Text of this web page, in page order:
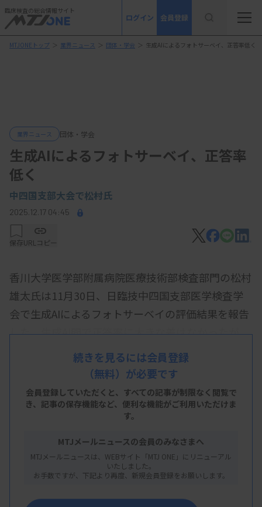
臨床検査の総合情報サイト
ログイン 会員登録
MTJONEトップ ＞ 業界ニュース ＞ 団体・学会 ＞ 生成AIによるフォトサーベイ、正答率低く
業界ニュース 団体・学会
生成AIによるフォトサーベイ、正答率
低く
中四国支部大会で松村氏
2025.12.17 04:45
保存URLコピー
香川大学医学部附属病院医療技術部検査部門の松村
雄太氏は11月30日、日臨技中四国支部医学検査学
会で生成AIによるフォトサーベイの評価結果を報告
した。生成AI間で正答率に大きな差はなかったが、
血液、一般分野で50％以下となるなど、全体的に正
答率は高くなかった。
対象は、日本臨床衛生検査技師会臨床検査精度管理
調査（2023年度、2024年度）のフォトサーベイ4分
は、ChatGPT4o（以下ChatGPT）とMicrosoft 365
Copilot（以下Copilot）で、問題文と選択肢を入力
し、画像を貼り付け、AIに回答させた。
続きを見るには会員登録
（無料）が必要です
会員登録していただくと、すべての記事が制限なく閲覧で
き、 記事の保存機能など、便利な機能がご利用いただけま
す。
MTJメールニュースの会員のみなさまへ
MTJメールニュースは、WEBサイト「MTJ ONE」にリニューアル
いたしました。
お手数ですが、下記より再度、新規会員登録をお願いします。